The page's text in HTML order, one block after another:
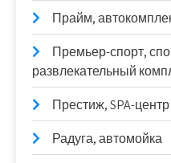
Прайм,
Премьер-спорт,
развлекательный
Престиж, SPA-центр
Радуга, автомойка